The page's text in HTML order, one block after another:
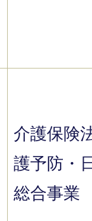
介護保険
護予防・
総合事業